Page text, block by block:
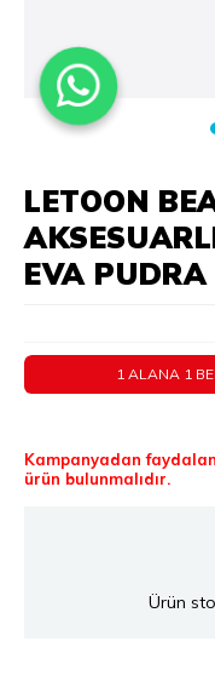
LETOON
EVA
1 ALANA 1
Kampanyadan
ürün bulunmalıdır.
Ürün